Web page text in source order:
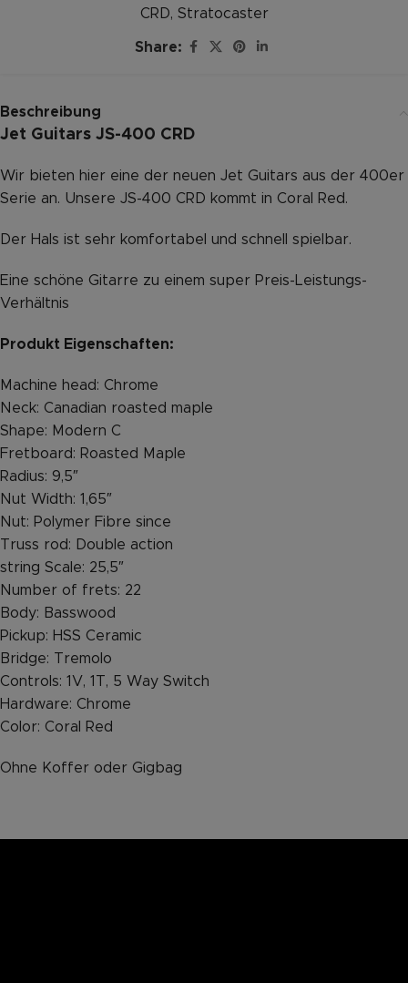
CRD, Stratocaster
Share:
Beschreibung
Jet Guitars JS-400 CRD
Wir bieten hier eine der neuen Jet Guitars aus der 400er
Serie an. Unsere JS-400 CRD kommt in Coral Red.
Der Hals ist sehr komfortabel und schnell spielbar.
Eine schöne Gitarre zu einem super Preis-Leistungs-
Verhältnis
Produkt Eigenschaften:
Machine head: Chrome
Neck: Canadian roasted maple
Shape: Modern C
Fretboard: Roasted Maple
Radius: 9,5″
Nut Width: 1,65″
Nut: Polymer Fibre since
Truss rod: Double action
string Scale: 25,5″
Number of frets: 22
Body: Basswood
Pickup: HSS Ceramic
Bridge: Tremolo
Controls: 1V, 1T, 5 Way Switch
Hardware: Chrome
Color: Coral Red
Ohne Koffer oder Gigbag